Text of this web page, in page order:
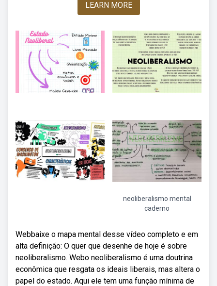
LEARN MORE
neoliberalismo mental
caderno
Webbaixe o mapa mental desse vídeo completo e em
alta definição: O quer que desenhe de hoje é sobre
neoliberalismo. Webo neoliberalismo é uma doutrina
econômica que resgata os ideais liberais, mas altera o
papel do estado. Aqui ele tem uma função mínima de